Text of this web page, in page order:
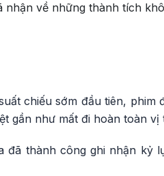
nhận về những thành tích
chiếu sớm đầu tiên,
gần như mất đi hoàn toàn
đã thành công ghi nhận kỷ